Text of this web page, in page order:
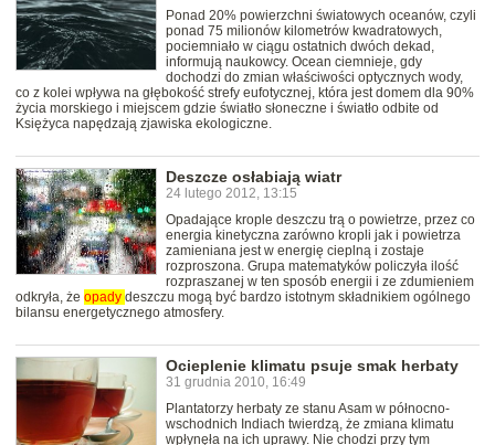
Ponad 20% powierzchni światowych oceanów, czyli
ponad 75 milionów kilometrów kwadratowych,
pociemniało w ciągu ostatnich dwóch dekad,
informują naukowcy. Ocean ciemnieje, gdy
dochodzi do zmian właściwości optycznych wody,
co z kolei wpływa na głębokość strefy eufotycznej, która jest domem dla 90%
życia morskiego i miejscem gdzie światło słoneczne i światło odbite od
Księżyca napędzają zjawiska ekologiczne.
Deszcze osłabiają wiatr
24 lutego 2012, 13:15
Opadające krople deszczu trą o powietrze, przez co
energia kinetyczna zarówno kropli jak i powietrza
zamieniana jest w energię cieplną i zostaje
rozproszona. Grupa matematyków policzyła ilość
rozpraszanej w ten sposób energii i ze zdumieniem
odkryła, że opady deszczu mogą być bardzo istotnym składnikiem ogólnego
bilansu energetycznego atmosfery.
Ocieplenie klimatu psuje smak herbaty
31 grudnia 2010, 16:49
Plantatorzy herbaty ze stanu Asam w północno-
wschodnich Indiach twierdzą, że zmiana klimatu
wpłynęła na ich uprawy. Nie chodzi przy tym